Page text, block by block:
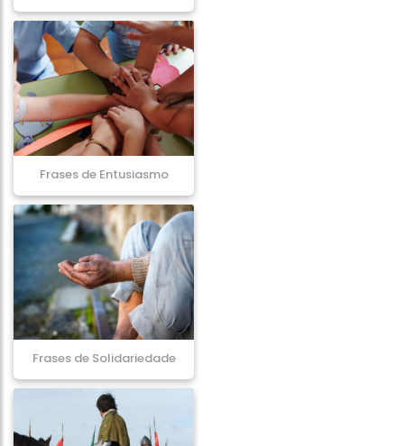
Frases de Entusiasmo
Frases de Solidariedade